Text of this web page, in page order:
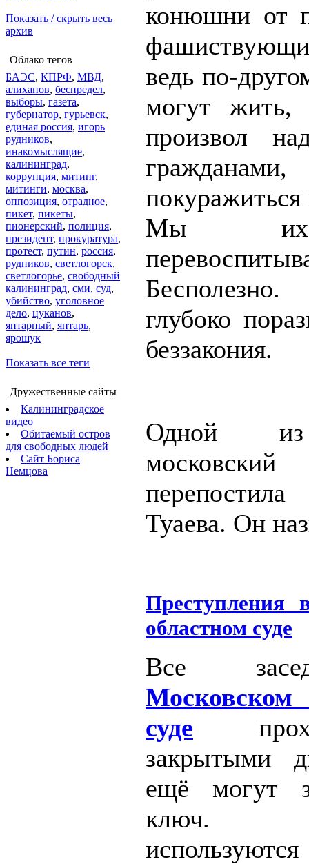
Показать / скрыть весь
архив
Облако тегов
БАЭС, КПРФ, МВД,
алиханов, беспредел,
выборы, газета,
губернатор, гурьевск,
единая россия, игорь
рудников,
инакомыслящие,
калининград,
коррупция, митинг,
митинги, москва,
оппозиция, отрадное,
пикет, пикеты,
пионерский, полиция,
президент, прокуратура,
протест, путин, россия,
рудников, светлогорск,
светлогорье, свободный
калининград, сми, суд,
убийство, уголовное
дело, цуканов,
янтарный, янтарь,
ярошук
Показать все теги
Дружественные сайты
Калининградское
видео
Обитаемый остров
для свободных людей
Сайт Бориса
Немцова
конюшни от
ведь по-
могут жить,
произвол
Мы
глубоко
беззакония.
Одной
московский
Туаева. Он
Преступления
областном суде
Все
Московском
суде
закрытыми
ещё могут
ключ.